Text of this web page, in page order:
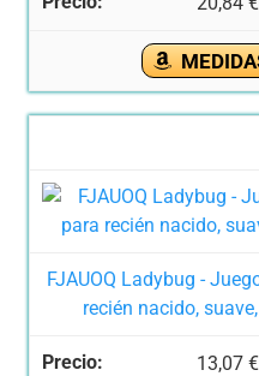
FJAUOQ Ladybug -
recién nacido,
13,07 €